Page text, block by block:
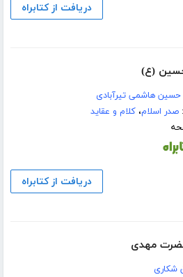
دریافت از کتابراه
حسین (ع)
هاشمی تیرآبادی
صدر اسلام،کلام و عقاید
دریافت از کتابراه
حضرت مهدی‌
شکاری